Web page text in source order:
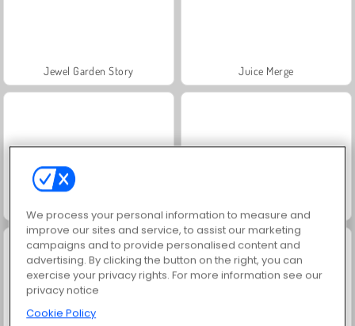
Jewel Garden Story Juice Merge
We process your personal information to measure and
improve our sites and service, to assist our marketing
campaigns and to provide personalised content and
advertising. By clicking the button on the right, you can
exercise your privacy rights. For more information see our
privacy notice
Cookie Policy